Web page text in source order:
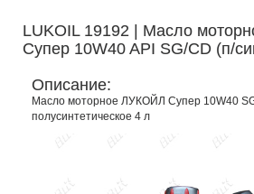
LUKOIL 19192 | Масло
Супер 10W40 API SG/CD (п/
Описание:
Масло моторное ЛУКОЙЛ Супер 10W40
полусинтетическое 4 л